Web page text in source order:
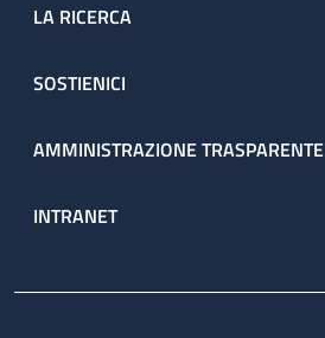
LA RICERCA
SOSTIENICI
AMMINISTRAZIONE TRASPARENTE
INTRANET